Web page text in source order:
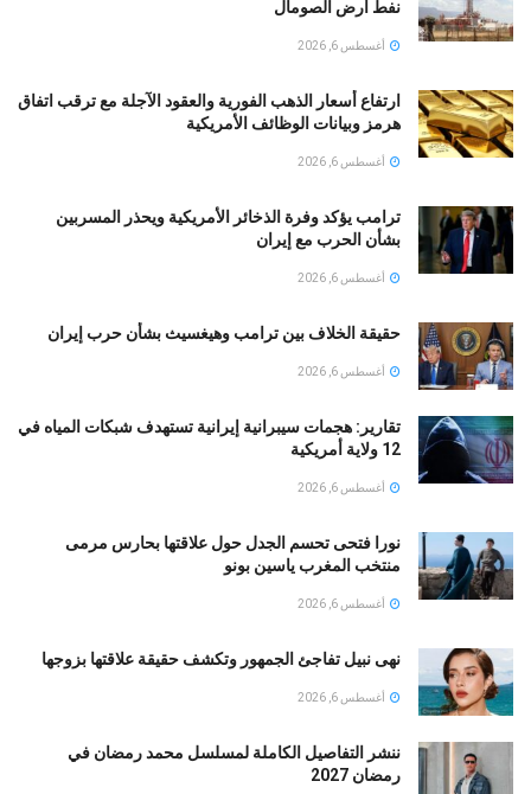
نفط أرض الصومال
أغسطس 6, 2026
ارتفاع أسعار الذهب الفورية والعقود الآجلة مع ترقب اتفاق
هرمز وبيانات الوظائف الأمريكية
أغسطس 6, 2026
ترامب يؤكد وفرة الذخائر الأمريكية ويحذر المسربين
بشأن الحرب مع إيران
أغسطس 6, 2026
حقيقة الخلاف بين ترامب وهيغسيث بشأن حرب إيران
أغسطس 6, 2026
تقارير: هجمات سيبرانية إيرانية تستهدف شبكات المياه في
12 ولاية أمريكية
أغسطس 6, 2026
نورا فتحى تحسم الجدل حول علاقتها بحارس مرمى
منتخب المغرب ياسين بونو ‏
أغسطس 6, 2026
نهى نبيل تفاجئ الجمهور وتكشف حقيقة علاقتها بزوجها
أغسطس 6, 2026
ننشر التفاصيل الكاملة لمسلسل محمد رمضان في
رمضان 2027